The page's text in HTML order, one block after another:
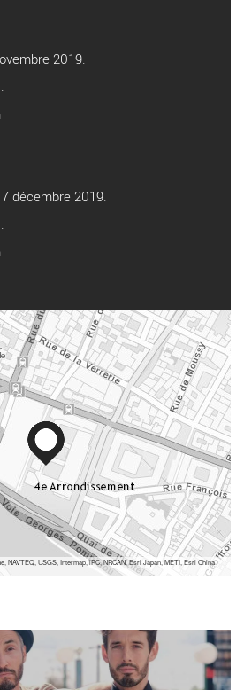
2019.
décembre 2019.
USGS, Intermap, iPC, NRCAN, Esri Japan, METI, Esri China